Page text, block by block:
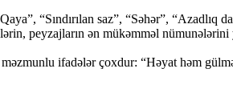
“Sındırılan saz”, “Səhər”, “Azadlıq
peyzajların ən mükəmməl nümunələrini
ifadələr çoxdur: “Həyat həm